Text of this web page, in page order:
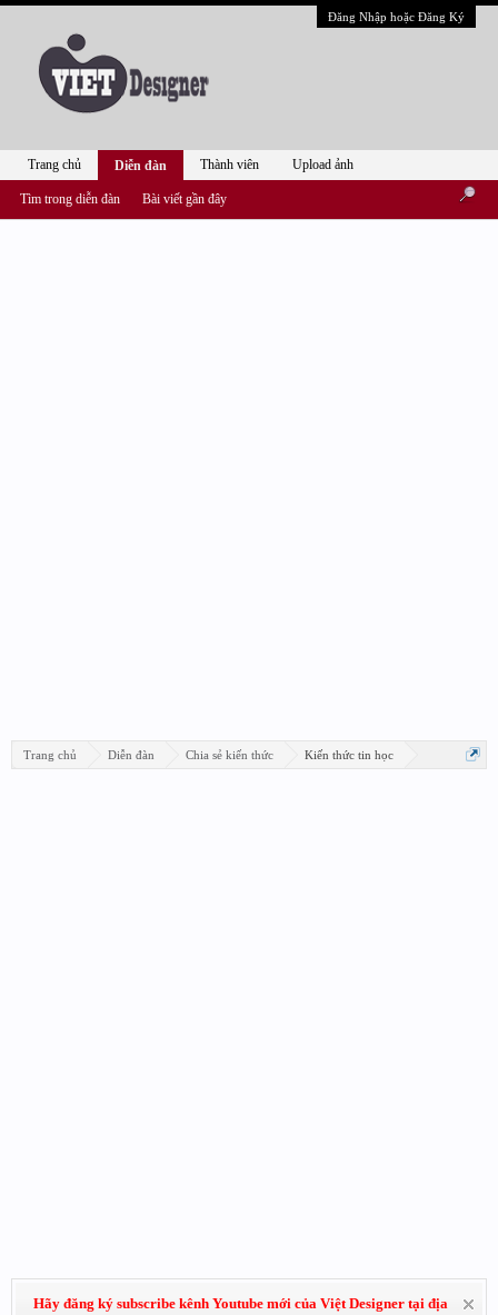
Đăng Nhập hoặc Đăng Ký
Trang chủ Diễn đàn Chia sẻ kiến thức Kiến thức tin học
Hãy đăng ký subscribe kênh Youtube mới của Việt Designer tại địa
Trang chủ Diễn đàn
Tìm trong diễn đàn Bài viết gần đây
Thành viên Upload ảnh